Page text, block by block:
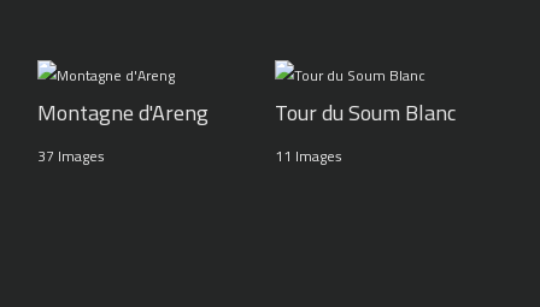
Montagne d'Areng
37 Images
Tour du Soum Blanc
11 Images